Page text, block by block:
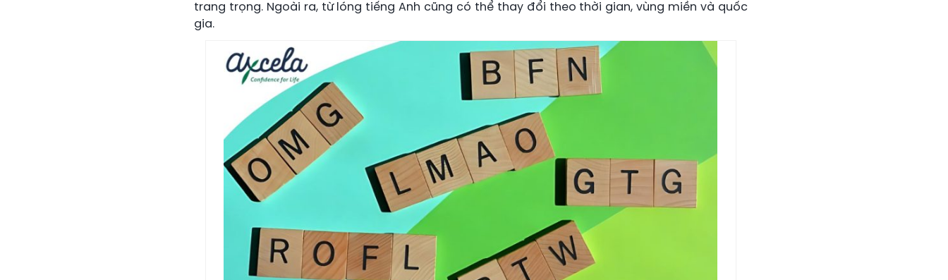
trang trọng. Ngoài ra, từ lóng tiếng Anh cũng có thể thay đổi theo thời gian, vùng miền và quốc
gia.